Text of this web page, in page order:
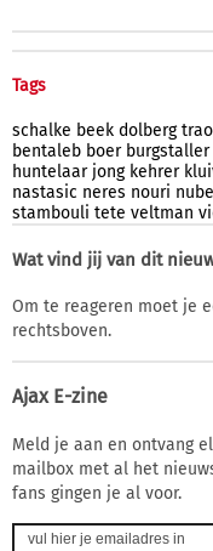
Tags
schalke beek dolberg
bentaleb boer burgstaller
huntelaar jong kehrer
nastasic neres nouri
stambouli tete veltman
Wat vind jij van dit
Om te reageren moet je
rechtsboven.
Ajax E-zine
Meld je aan en ontvang
mailbox met al het
fans gingen je al voor.